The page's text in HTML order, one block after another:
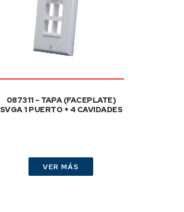
087311 – TAPA (FACEPLATE)
SVGA 1 PUERTO + 4 CAVIDADES
VER MÁS